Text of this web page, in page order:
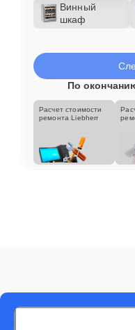
Винный
шкаф
По
Расчет стоимости
ремонта Liebherr